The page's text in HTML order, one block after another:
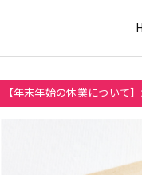
【年末年始の休業について